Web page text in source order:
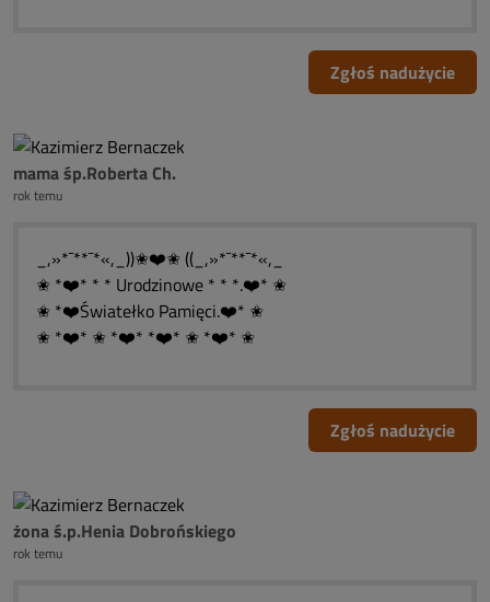
Zgłoś nadużycie
mama śp.Roberta Ch.
rok temu
_,»*¯**¯*«,_))✬❤️✬ ((_,»*¯**¯*«,_
✬ *❤️* * * Urodzinowe * * *.❤️* ✬
✬ *❤️Światełko Pamięci.❤️* ✬
✬ *❤️* ✬ *❤️* *❤️* ✬ *❤️* ✬
Zgłoś nadużycie
żona ś.p.Henia Dobrońskiego
rok temu